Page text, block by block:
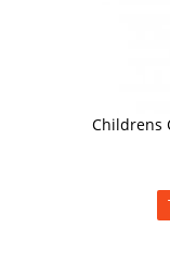
Childrens